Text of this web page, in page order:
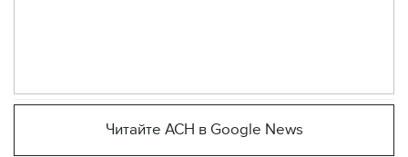
Читайте АСН в Google News